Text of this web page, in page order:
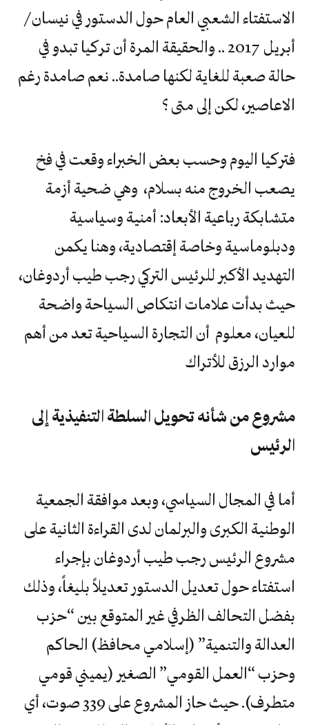
الاستفتاء الشعبي العام حول الدستور في نيسان /
أبريل 2017 .. والحقيقة المرة أن تركيا تبدو في
حالة صعبة للغاية لكنها صامدة.. نعم صامدة رغم
الاعاصير، لكن إلى متى ؟
فتركيا اليوم وحسب بعض الخبراء وقعت في فخ
يصعب الخروج منه بسلام، وهي ضحية أزمة
متشابكة رباعية الأبعاد: أمنية وسياسية
ودبلوماسية وخاصة إقتصادية، وهنا يكمن
التهديد الأكبر للرئيس التركي رجب طيب أردوغان،
حيث بدأت علامات انتكاص السياحة واضحة
للعيان، معلوم أن التجارة السياحية تعد من أهم
موارد الرزق للأتراك
مشروع من شأنه تحويل السلطة التنفيذية إلى
الرئيس
أما في المجال السياسي، وبعد موافقة الجمعية
الوطنية الكبرى والبرلمان لدى القراءة الثانية على
مشروع الرئيس رجب طيب أردوغان بإجراء
استفتاء حول تعديل الدستور تعديلاً بليغاً، وذلك
بفضل التحالف الظرفي غير المتوقع بين “حزب
العدالة والتنمية” (إسلامي محافظ) الحاكم
وحزب “العمل القومي” الصغير (يميني قومي
متطرف). حيث حاز المشروع على 339 صوت، أي